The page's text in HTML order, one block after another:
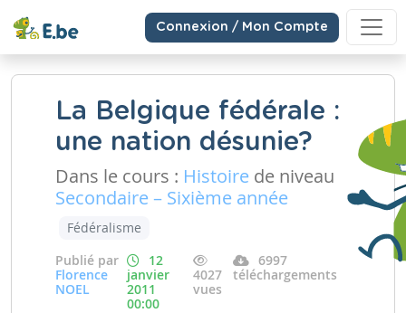
Connexion / Mon Compte
La Belgique fédérale :
une nation désunie?
Dans le cours : Histoire de niveau
Secondaire – Sixième année
Fédéralisme
Publié par
Florence
NOEL
12
janvier
2011
00:00
4027
vues
6997
téléchargements